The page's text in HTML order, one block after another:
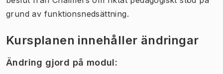
grund av funktionsnedsättning.
Kursplanen innehåller ändringar
Ändring gjord på modul: